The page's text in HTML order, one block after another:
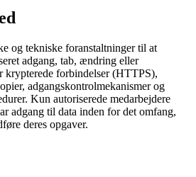
og tekniske foranstaltninger til at
adgang, tab, ændring eller
krypterede forbindelser (HTTPS),
adgangskontrolmekanismer og
Kun autoriserede medarbejdere
adgang til data inden for det omfang,
deres opgaver.